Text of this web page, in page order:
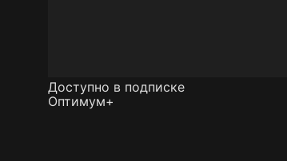
Доступно в подписке
Оптимум+